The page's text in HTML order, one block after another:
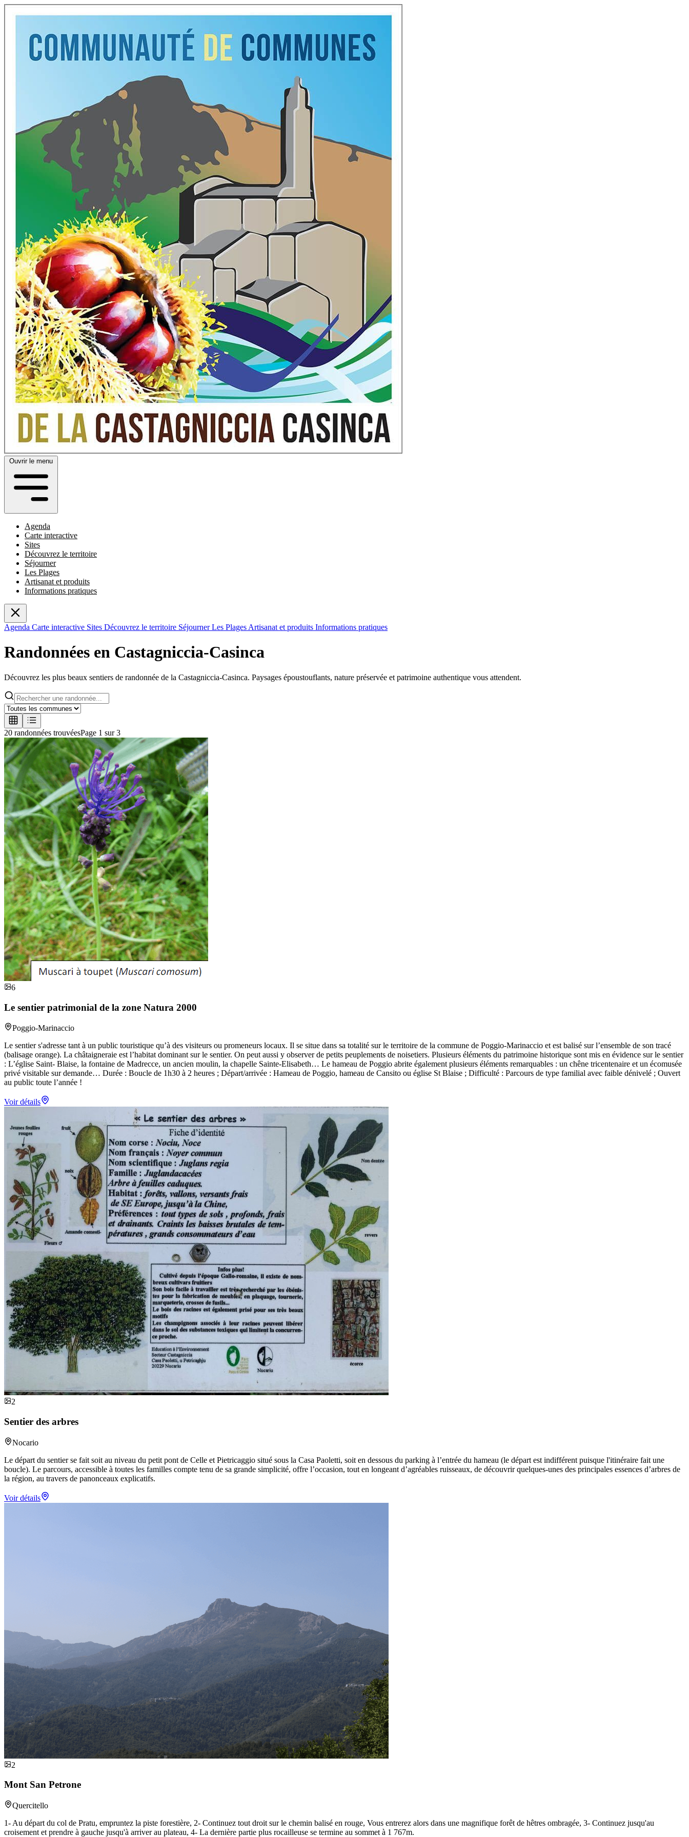
Ouvrir le menu
Agenda
Carte interactive
Sites
Découvrez le territoire
Séjourner
Les Plages
Artisanat et produits
Informations pratiques
Agenda Carte interactive Sites Découvrez le territoire SéjournerLes Plages Artisanat et produits Informations pratiques
Randonnées en Castagniccia-Casinca
Découvrez les plus beaux sentiers de randonnée de la Castagniccia-Casinca. Paysages époustouflants, nature préservée et patrimoine authentique vous attendent.
20 randonnées trouvéesPage 1 sur3
6
Le sentier patrimonial de la zone Natura 2000
Poggio-Marinaccio
Le sentier s'adresse tant à un public touristique qu’à des visiteurs ou promeneurs locaux. Il se situe dans sa totalité sur le territoire de la commune de Poggio-Marinaccio et est balisé sur l’ensemble de son tracé
(balisage orange). La châtaigneraie est l’habitat dominant sur le sentier. On peut aussi y observer de petits peuplements de noisetiers. Plusieurs éléments du patrimoine historique sont mis en évidence sur le sentier
: L’église Saint- Blaise, la fontaine de Madrecce, un ancien moulin, la chapelle Sainte-Elisabeth… Le hameau de Poggio abrite également plusieurs éléments remarquables : un chêne tricentenaire et un écomusée
privé visitable sur demande… Durée : Boucle de 1h30 à 2 heures ; Départ/arrivée : Hameau de Poggio, hameau de Cansito ou église St Blaise ; Difficulté : Parcours de type familial avec faible dénivelé ; Ouvert
au public toute l’année !
Voir détails
2
Sentier des arbres
Nocario
Le départ du sentier se fait soit au niveau du petit pont de Celle et Pietricaggio situé sous la Casa Paoletti, soit en dessous du parking à l’entrée du hameau (le départ est indifférent puisque l'itinéraire fait une
boucle). Le parcours, accessible à toutes les familles compte tenu de sa grande simplicité, offre l’occasion, tout en longeant d’agréables ruisseaux, de découvrir quelques-unes des principales essences d’arbres de
la région, au travers de panonceaux explicatifs.
Voir détails
2
Mont San Petrone
Quercitello
1- Au départ du col de Pratu, empruntez la piste forestière, 2- Continuez tout droit sur le chemin balisé en rouge, Vous entrerez alors dans une magnifique forêt de hêtres ombragée, 3- Continuez jusqu'au
croisement et prendre à gauche jusqu'à arriver au plateau, 4- La dernière partie plus rocailleuse se termine au sommet à 1 767m.